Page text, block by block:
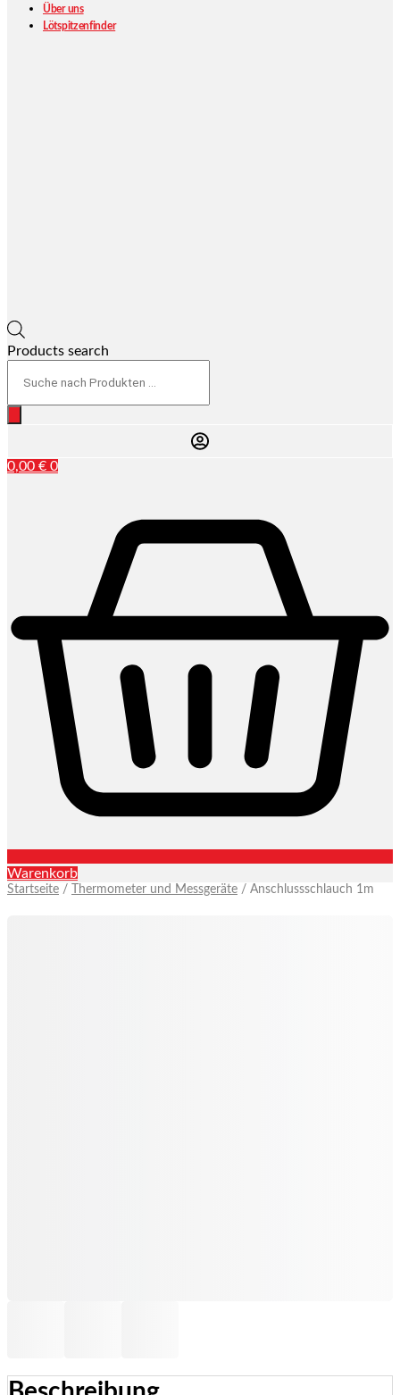
Über uns
Lötspitzenfinder
Products search
0,00 € 0
Warenkorb
Startseite / Thermometer und Messgeräte / Anschlussschlauch 1m